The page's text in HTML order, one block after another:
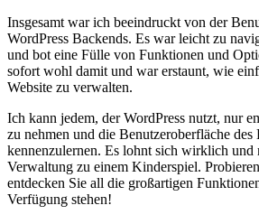
Insgesamt war ich beeindruckt von der
WordPress Backends. Es war leicht zu
und bot eine Fülle von Funktionen und
sofort wohl damit und war erstaunt, wie
Website zu verwalten.
Ich kann jedem, der WordPress nutzt, nur
zu nehmen und die Benutzeroberfläche
kennenzulernen. Es lohnt sich wirklich und
Verwaltung zu einem Kinderspiel.
entdecken Sie all die großartigen
Verfügung stehen!